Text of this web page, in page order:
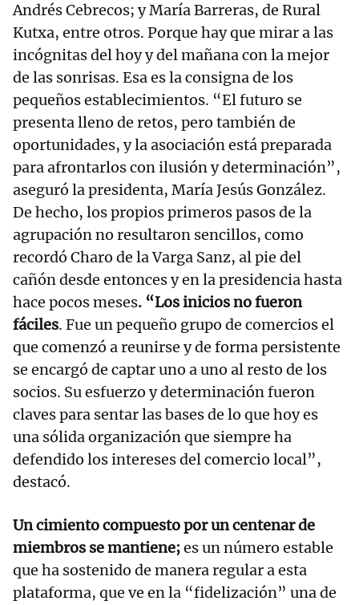
Andrés Cebrecos; y María Barreras, de Rural
Kutxa, entre otros. Porque hay que mirar a las
incógnitas del hoy y del mañana con la mejor
de las sonrisas. Esa es la consigna de los
pequeños establecimientos. “El futuro se
presenta lleno de retos, pero también de
oportunidades, y la asociación está preparada
para afrontarlos con ilusión y determinación”,
aseguró la presidenta, María Jesús González.
De hecho, los propios primeros pasos de la
agrupación no resultaron sencillos, como
recordó Charo de la Varga Sanz, al pie del
cañón desde entonces y en la presidencia hasta
hace pocos meses. “Los inicios no fueron
fáciles. Fue un pequeño grupo de comercios el
que comenzó a reunirse y de forma persistente
se encargó de captar uno a uno al resto de los
socios. Su esfuerzo y determinación fueron
claves para sentar las bases de lo que hoy es
una sólida organización que siempre ha
defendido los intereses del comercio local”,
destacó.
Un cimiento compuesto por un centenar de
miembros se mantiene;es un número estable
que ha sostenido de manera regular a esta
plataforma, que ve en la “fidelización” una de